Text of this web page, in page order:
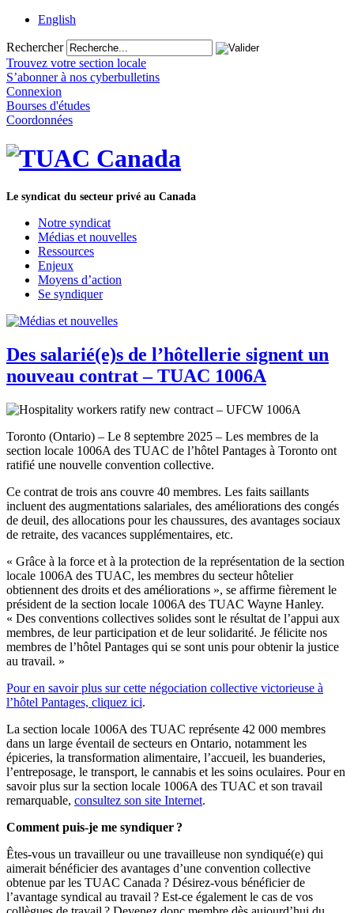
English
Rechercher
Trouvez votre section locale
S’abonner à nos cyberbulletins
Connexion
Bourses d'études
Coordonnées
Le syndicat du secteur privé au Canada
Notre syndicat
Médias et nouvelles
Ressources
Enjeux
Moyens d’action
Se syndiquer
Des salarié(e)s de l’hôtellerie signent un
nouveau contrat – TUAC 1006A
Toronto (Ontario) – Le 8 septembre 2025 – Les membres de la
section locale 1006A des TUAC de l’hôtel Pantages à Toronto ont
ratifié une nouvelle convention collective.
Ce contrat de trois ans couvre 40 membres. Les faits saillants
incluent des augmentations salariales, des améliorations des congés
de deuil, des allocations pour les chaussures, des avantages sociaux
de retraite, des vacances supplémentaires, etc.
« Grâce à la force et à la protection de la représentation de la section
locale 1006A des TUAC, les membres du secteur hôtelier
obtiennent des droits et des améliorations », se affirme fièrement le
président de la section locale 1006A des TUAC Wayne Hanley.
« Des conventions collectives solides sont le résultat de l’appui aux
membres, de leur participation et de leur solidarité. Je félicite nos
membres de l’hôtel Pantages qui se sont unis pour obtenir la justice
au travail. »
Pour en savoir plus sur cette négociation collective victorieuse à
l’hôtel Pantages, cliquez ici.
La section locale 1006A des TUAC représente 42 000 membres
dans un large éventail de secteurs en Ontario, notamment les
épiceries, la transformation alimentaire, l’accueil, les buanderies,
l’entreposage, le transport, le cannabis et les soins oculaires. Pour en
savoir plus sur la section locale 1006A des TUAC et son travail
remarquable, consultez son site Internet.
Comment puis-je me syndiquer ?
Êtes-vous un travailleur ou une travailleuse non syndiqué(e) qui
aimerait bénéficier des avantages d’une convention collective
obtenue par les TUAC Canada ? Désirez-vous bénéficier de
l’avantage syndical au travail ? Est-ce également le cas de vos